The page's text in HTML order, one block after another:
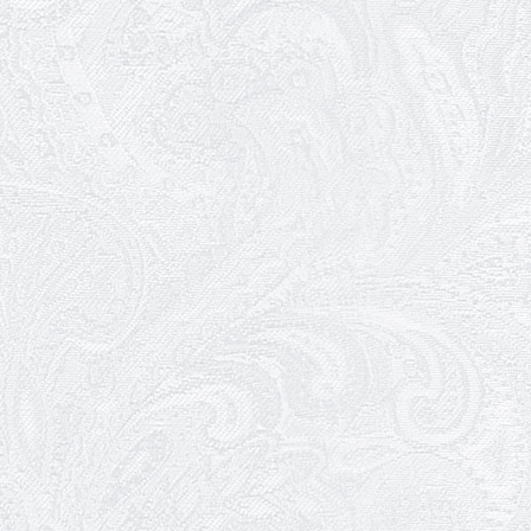
18.05.2026
Шукаємо інженерів і техніків
17.05.2026
Ювілей Валентини Бородіної
13.05.2026
Конкурс на заміщення
вакантних посад
12.05.2026
Ювілей Світлани Коцюренко
10.05.2026
Онлайн-трансляція концерту
«Хто кого?»
09.05.2026
Ювілей Олександра Ланге
08.05.2026
Відновлення мюзиклу «Ханум»